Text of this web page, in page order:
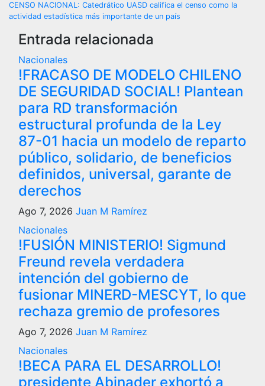
de
entradas
CENSO NACIONAL: Catedrático UASD califica el censo como la
actividad estadística más importante de un país
Entrada relacionada
Nacionales
!FRACASO DE MODELO CHILENO
DE SEGURIDAD SOCIAL! Plantean
para RD transformación
estructural profunda de la Ley
87-01 hacia un modelo de reparto
público, solidario, de beneficios
definidos, universal, garante de
derechos
Ago 7, 2026 Juan M Ramírez
Nacionales
!FUSIÓN MINISTERIO! Sigmund
Freund revela verdadera
intención del gobierno de
fusionar MINERD-MESCYT, lo que
rechaza gremio de profesores
Ago 7, 2026 Juan M Ramírez
Nacionales
!BECA PARA EL DESARROLLO!
presidente Abinader exhortó a